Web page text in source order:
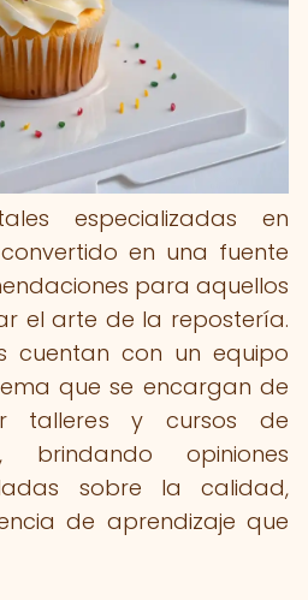
especializadas en
en una fuente
para aquellos
el arte de la repostería.
cuentan con un equipo
que se encargan de
talleres y cursos de
brindando opiniones
sobre la calidad,
de aprendizaje que